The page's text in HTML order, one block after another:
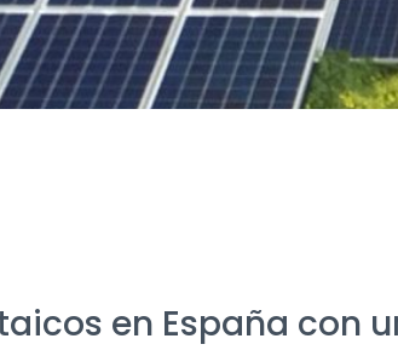
en España con